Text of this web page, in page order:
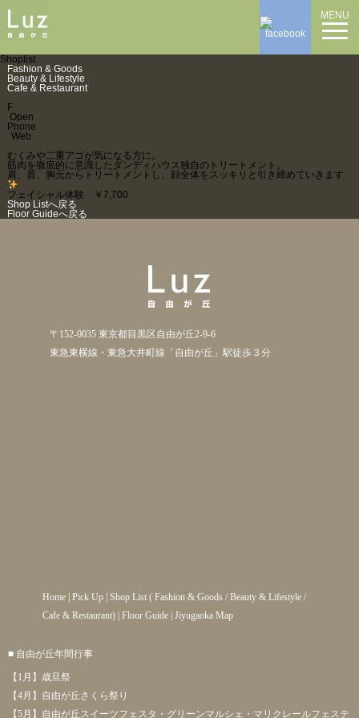
MENU
Shoplist
Fashion & Goods
Beauty & Lifestyle
Cafe & Restaurant
F
Open
Phone
Web
むくみや二重アゴが気になる方に。
筋肉を徹底的に意識したダンディハウス独自のトリートメント。
肩、首、胸元からトリートメントし、顔全体をスッキリと引き締めていきます
フェイシャル体験 ￥7,700
Shop Listへ戻る
Floor Guideへ戻る
〒152-0035 東京都目黒区自由が丘2-9-6
東急東横線・東急大井町線「自由が丘」駅徒歩３分
Home| Pick Up| Shop List( Fashion & Goods / Beauty & Lifestyle/
Cafe & Restaurant) | Floor Guide| Jiyugaoka Map
■ 自由が丘年間行事
【1月】歳旦祭
【4月】自由が丘さくら祭り
【5月】自由が丘スイーツフェスタ・グリーンマルシェ・マリクレールフェステ